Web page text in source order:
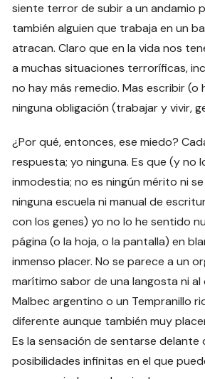
siente terror de subir a un andamio
también alguien que trabaja en un
atracan. Claro que en la vida nos
a muchas situaciones terroríficas,
no hay más remedio. Mas escribir (o
ninguna obligación (trabajar y vivir,
¿Por qué, entonces, ese miedo?
respuesta; yo ninguna. Es que (y no
inmodestia; no es ningún mérito ni
ninguna escuela ni manual de
con los genes) yo no lo he sentido
página (o la hoja, o la pantalla) en
inmenso placer. No se parece a un
marítimo sabor de una langosta ni
Malbec argentino o un Tempranillo
diferente aunque también muy
Es la sensación de sentarse delante
posibilidades infinitas en el que